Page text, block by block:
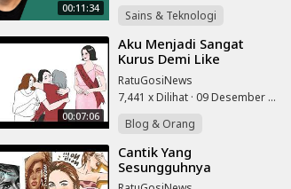
00:11:34
Sains & Teknologi
00:07:06
⁣Aku Menjadi Sangat
Kurus Demi Like
Instagram
RatuGosiNews
7,441 x Dilihat · 09 Desember 2022
Blog & Orang
⁣Cantik Yang
Sesungguhnya